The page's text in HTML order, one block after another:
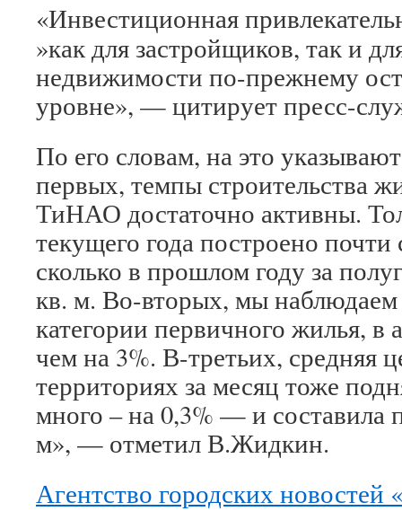
«Инвестиционная
»как для застройщиков, так и
недвижимости по-прежнему
уровне», — цитирует пресс-
По его словам, на это
первых, темпы строительства
ТиНАО достаточно активны.
текущего года построено
сколько в прошлом году за
кв. м. Во-вторых, мы
категории первичного жилья, в
чем на 3%. В-третьих, средняя
территориях за месяц тоже
много – на 0,3% — и составила
м», — отметил В.Жидкин.
Агентство городских новостей